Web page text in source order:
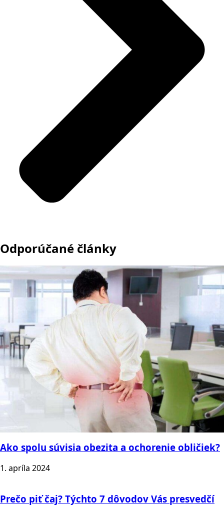
Odporúčané články
Ako spolu súvisia obezita a ochorenie obličiek?
1. apríla 2024
Prečo piť čaj? Týchto 7 dôvodov Vás presvedčí